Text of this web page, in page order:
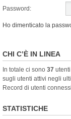
Password:
Ho dimenticato la
CHI C’È IN LINEA
In totale ci sono 37
sugli utenti attivi negli
Record di utenti
STATISTICHE